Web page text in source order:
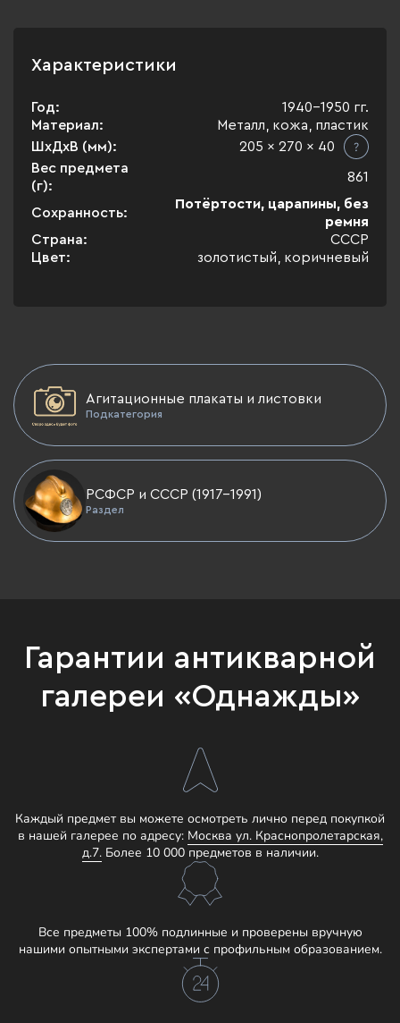
Характеристики
Год:
1940-1950 гг.
Материал:
Металл, кожа, пластик
ШхДхВ (мм):
205 x 270 x 40
Вес предмета
(г):
861
Сохранность:
Потёртости, царапины, без
ремня
Страна:
СССР
Цвет:
золотистый, коричневый
Агитационные плакаты и листовки
Подкатегория
РСФСР и СССР (1917-1991)
Раздел
Гарантии антикварной
галереи «Однажды»
Каждый предмет вы можете осмотреть лично перед покупкой
в нашей галерее по адресу: Москва ул. Краснопролетарская,
д.7.Более 10 000 предметов в наличии.
Все предметы 100% подлинные и проверены вручную
нашими опытными экспертами с профильным образованием.